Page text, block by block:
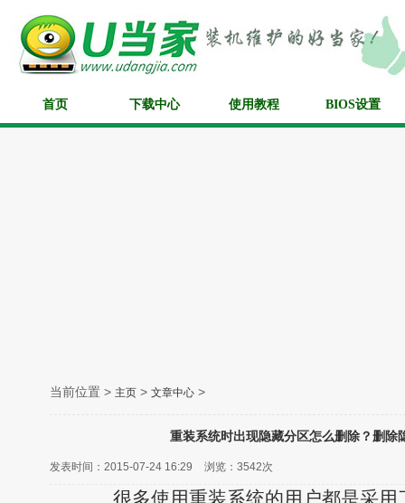
首页 下载中心 使用教程 BIOS设置
当前位置 > 主页 > 文章中心 >
重装系统时出现隐藏分区怎么删除？删除
发表时间：2015-07-24 16:29 浏览： 3542次
很多使用重装系统的用户都是采用